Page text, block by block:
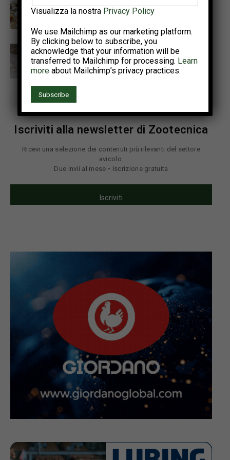
rilevare le patologie enteriche
Additivi alternativi per aiutare i
broiler a fronteggiare lo stress
da caldo
Iscriviti alla newsletter di Zootecnica
Ricevi una selezione dei contenuti più rilevanti del settore
avicolo.
Due invii al mese • Iscrizione gratuita
Iscriviti
Visualizza la nostra Privacy Policy
We use Mailchimp as our marketing platform.
By clicking below to subscribe, you
acknowledge that your information will be
transferred to Mailchimp for processing. Learn
more about Mailchimp’s privacy practices.